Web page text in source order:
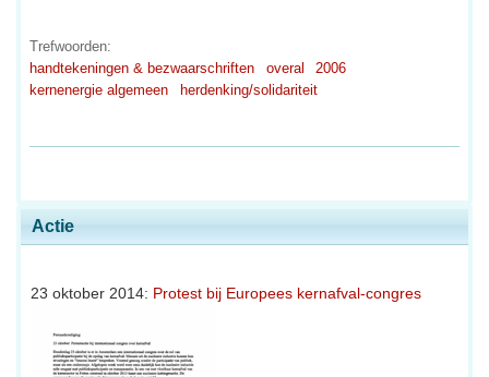
Actie
23 oktober 2014: Protest bij Europees kernafval-congres
Trefwoorden:
handtekeningen & bezwaarschriften
overal
2006
kernenergie algemeen
herdenking/solidariteit